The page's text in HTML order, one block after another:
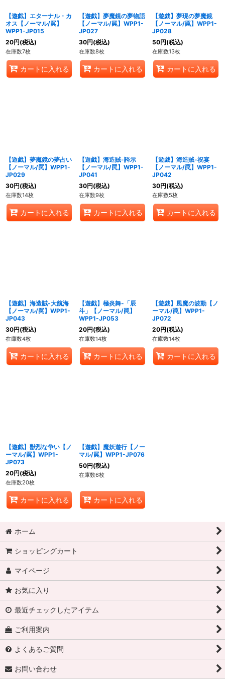
【遊戯】エターナル・カ
オス【ノーマル/罠】
WPP1-JP015
20円(税込)
在庫数7枚
カートに入れる
【遊戯】夢魔鏡の夢物語
【ノーマル/罠】WPP1-
JP027
30円(税込)
在庫数8枚
カートに入れる
【遊戯】夢現の夢魔鏡
【ノーマル/罠】WPP1-
JP028
50円(税込)
在庫数13枚
カートに入れる
【遊戯】夢魔鏡の夢占い
【ノーマル/罠】WPP1-
JP029
30円(税込)
在庫数14枚
カートに入れる
【遊戯】海造賊-誇示
【ノーマル/罠】WPP1-
JP041
30円(税込)
在庫数9枚
カートに入れる
【遊戯】海造賊-祝宴
【ノーマル/罠】WPP1-
JP042
30円(税込)
在庫数5枚
カートに入れる
【遊戯】海造賊-大航海
【ノーマル/罠】WPP1-
JP043
30円(税込)
在庫数4枚
カートに入れる
【遊戯】極炎舞-「辰
斗」【ノーマル/罠】
WPP1-JP053
20円(税込)
在庫数14枚
カートに入れる
【遊戯】風魔の波動【ノ
ーマル/罠】WPP1-
JP072
20円(税込)
在庫数14枚
カートに入れる
【遊戯】獣烈な争い【ノ
ーマル/罠】WPP1-
JP073
20円(税込)
在庫数20枚
カートに入れる
【遊戯】魔妖遊行【ノー
マル/罠】WPP1-JP076
50円(税込)
在庫数6枚
カートに入れる
ホーム
ショッピングカート
マイページ
お気に入り
最近チェックしたアイテム
ご利用案内
よくあるご質問
お問い合わせ